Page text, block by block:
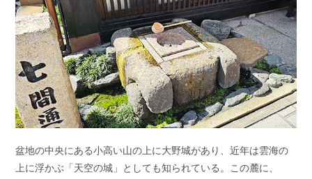
盆地の中央にある小高い山の上に大野城があり、近年は雲海の
上に浮かぶ「天空の城」としても知られている。この麓に、